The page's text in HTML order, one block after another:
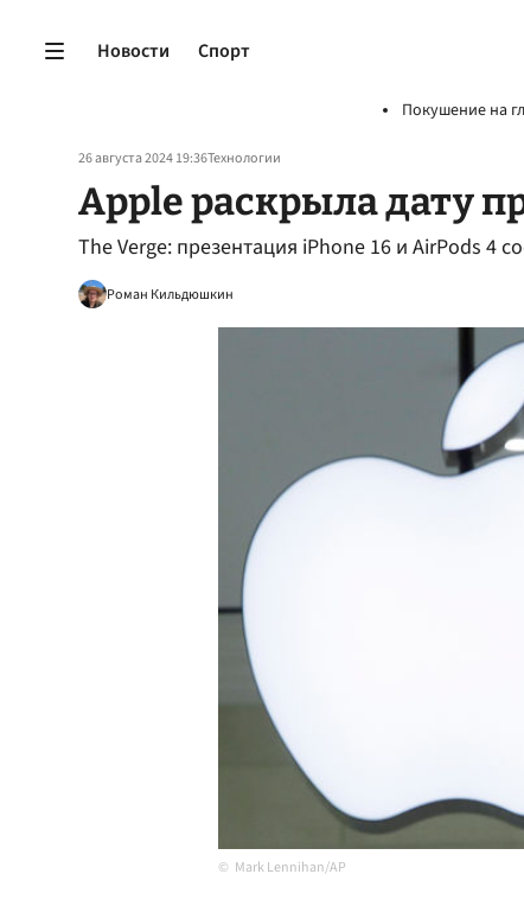
Новости Спорт
Покушение на
26 августа 2024 19:36Технологии
Apple раскрыла дату
The Verge: презентация iPhone 16 и AirPods 4
Роман Кильдюшкин
Mark Lennihan/AP